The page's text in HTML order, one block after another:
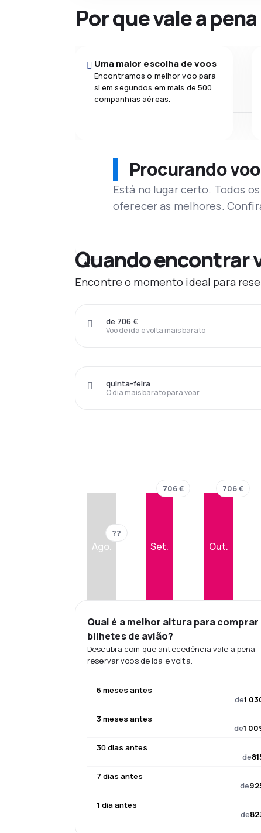
Por que vale a
Uma maior escolha de voos
Encontramos o melhor voo para
si em segundos em mais de 500
companhias aéreas.
Procurando
Está no lugar certo. Todos
oferecer as melhores.
Quando encontrar
Encontre o momento ideal para
Voo de ida e volta mais barato
de 706 €
O dia mais barato para voar
quinta-feira
Ago.
??
Set.
706 €
Out.
706 €
Qual é a melhor altura para comprar
bilhetes de avião?
Descubra com que antecedência vale a pena
reservar voos de ida e volta.
6 meses antes
de1
3 meses antes
de1
30 dias antes
de
7 dias antes
de
1 dia antes
de